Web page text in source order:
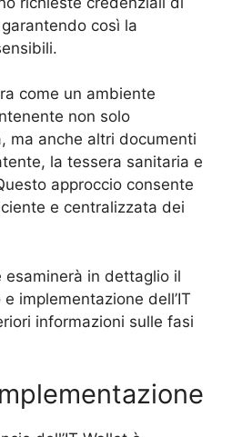
così la
come un ambiente
non solo
ma anche altri documenti
la tessera sanitaria e
approccio consente
e centralizzata dei
esaminerà in dettaglio il
implementazione dell’IT
informazioni sulle fasi